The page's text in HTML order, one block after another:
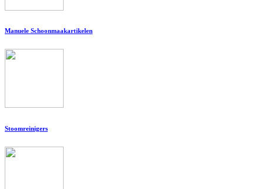
Manuele Schoonmaakartikelen
Stoomreinigers